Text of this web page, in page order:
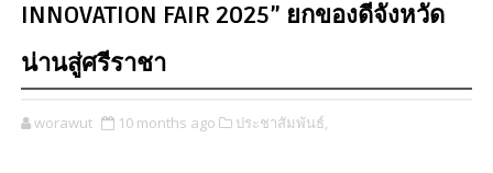
INNOVATION FAIR 2025” ยกของดีจังหวัด
น่านสู่ศรีราชา
worawut 10 months ago ประชาสัมพันธ์,